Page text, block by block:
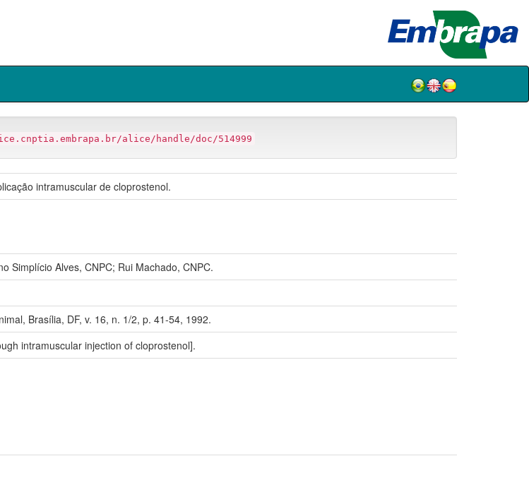
alice/handle/doc/514999
intramuscular de cloprostenol.
Simplício Alves, CNPC; Rui Machado, CNPC.
Brasília, DF, v. 16, n. 1/2, p. 41-54, 1992.
intramuscular injection of cloprostenol].